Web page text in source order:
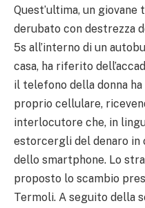
Quest’ultima, un giovane
derubato con destrezza
5s all’interno di un
casa, ha riferito
il telefono della donna
proprio cellulare,
interlocutore che, in
estorcergli del denaro in
dello smartphone. Lo
proposto lo scambio
Termoli. A seguito della